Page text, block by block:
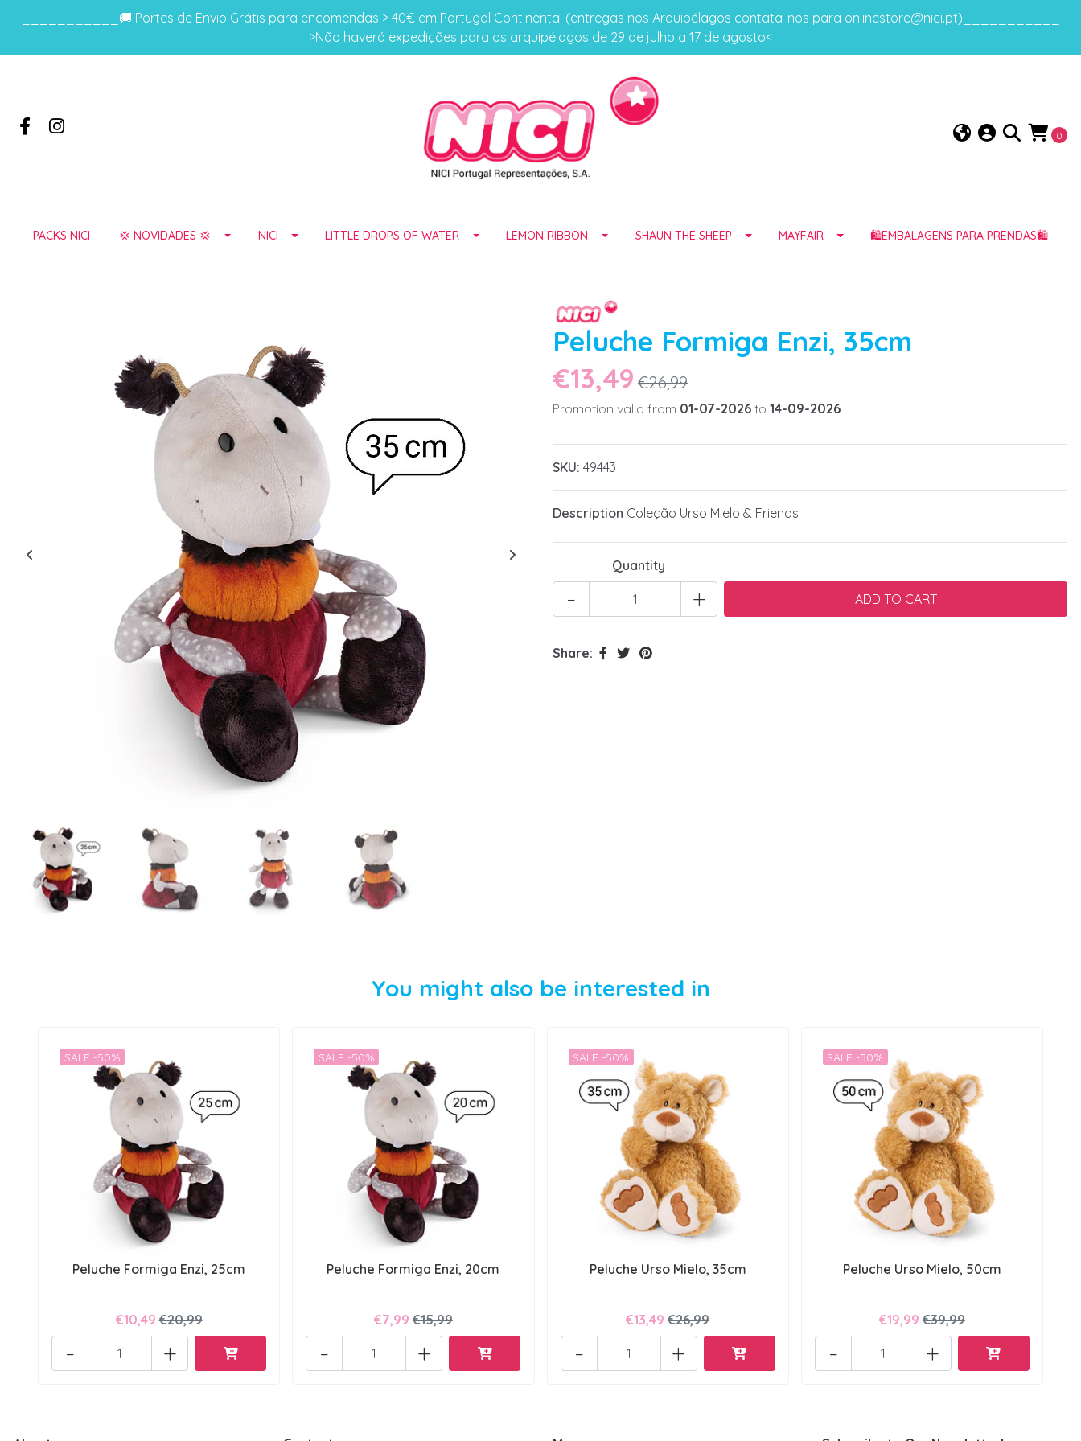
___________🚚 Portes de Envio Grátis para encomendas > 40€ em Portugal Continental (entregas nos Arquipélagos contata-nos para onlinestore@nici.pt)___________
>Não haverá expedições para os arquipélagos de 29 de julho a 17 de agosto<
0
PACKS NICI 💢 NOVIDADES 💢 NICI LITTLE DROPS OF WATER LEMON RIBBON SHAUN THE SHEEP MAYFAIR 🛍️EMBALAGENS PARA PRENDAS🛍️
Peluche Formiga Enzi, 35cm
€13,49 €26,99
Promotion valid from 01-07-2026 to 14-09-2026
SKU: 49443
Description Coleção Urso Mielo & Friends
Quantity
+
-
Share:
You might also be interested in
SALE -50%
Peluche Formiga Enzi, 25cm
€10,49 €20,99
+
-
SALE -50%
Peluche Formiga Enzi, 20cm
€7,99 €15,99
+
-
SALE -50%
Peluche Urso Mielo, 35cm
€13,49 €26,99
+
-
SALE -50%
Peluche Urso Mielo, 50cm
€19,99 €39,99
+
-